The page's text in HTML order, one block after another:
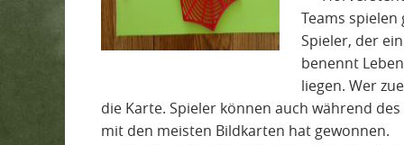
Teams
Spieler, der
benennt
liegen. Wer
die Karte. Spieler können auch während
mit den meisten Bildkarten hat gewonnen.